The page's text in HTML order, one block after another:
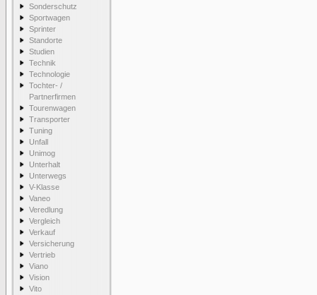
Sonderschutz
Sportwagen
Sprinter
Standorte
Studien
Technik
Technologie
Tochter- /
Partnerfirmen
Tourenwagen
Transporter
Tuning
Unfall
Unimog
Unterhalt
Unterwegs
V-Klasse
Vaneo
Veredlung
Vergleich
Verkauf
Versicherung
Vertrieb
Viano
Vision
Vito